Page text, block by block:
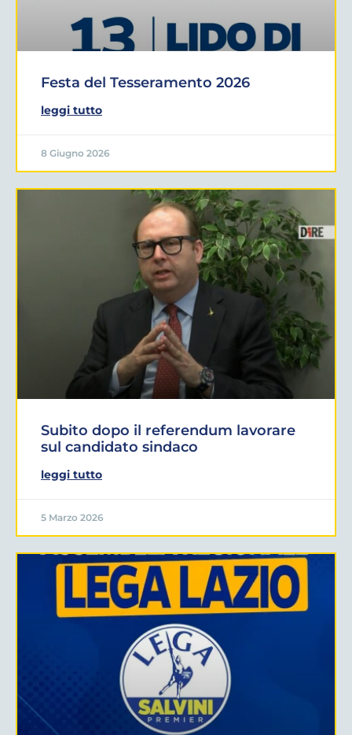
Festa del Tesseramento 2026
leggi tutto
8 Giugno 2026
Subito dopo il referendum lavorare
sul candidato sindaco
leggi tutto
5 Marzo 2026